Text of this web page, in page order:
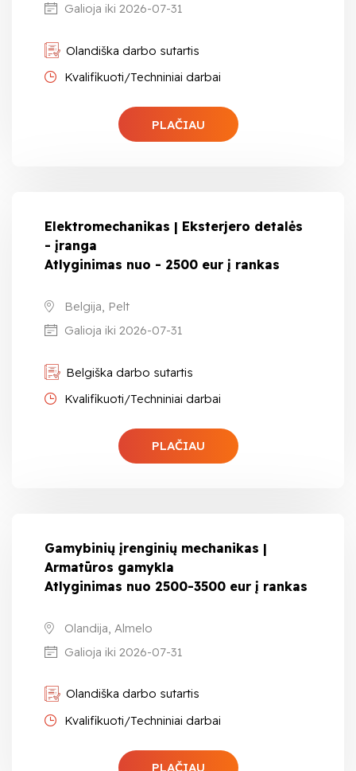
Galioja iki 2026-07-31
Olandiška darbo sutartis
Kvalifikuoti/Techniniai darbai
PLAČIAU
Elektromechanikas | Eksterjero detalės
- įranga
Atlyginimas nuo - 2500 eur į rankas
Belgija, Pelt
Galioja iki 2026-07-31
Belgiška darbo sutartis
Kvalifikuoti/Techniniai darbai
PLAČIAU
Gamybinių įrenginių mechanikas |
Armatūros gamykla
Atlyginimas nuo 2500-3500 eur į rankas
Olandija, Almelo
Galioja iki 2026-07-31
Olandiška darbo sutartis
Kvalifikuoti/Techniniai darbai
PLAČIAU